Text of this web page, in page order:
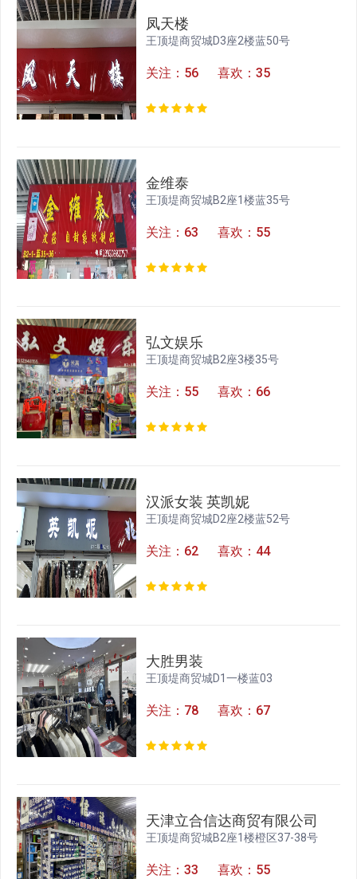
凤天楼
王顶堤商贸城D3座2楼蓝50号
关注：56 喜欢：35
金维泰
王顶堤商贸城B2座1楼蓝35号
关注：63 喜欢：55
弘文娱乐
王顶堤商贸城B2座3楼35号
关注：55 喜欢：66
汉派女装 英凯妮
王顶堤商贸城D2座2楼蓝52号
关注：62 喜欢：44
大胜男装
王顶堤商贸城D1一楼蓝03
关注：78 喜欢：67
天津立合信达商贸有限公司
王顶堤商贸城B2座1楼橙区37-38号
关注：33 喜欢：55